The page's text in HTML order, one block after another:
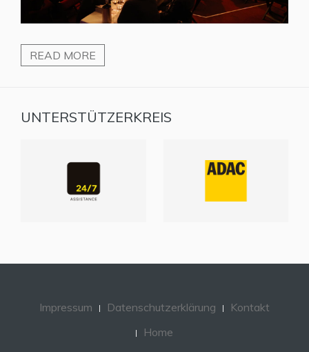
READ MORE
UNTERSTÜTZERKREIS
Impressum Datenschutzerklärung
Kontakt
Home